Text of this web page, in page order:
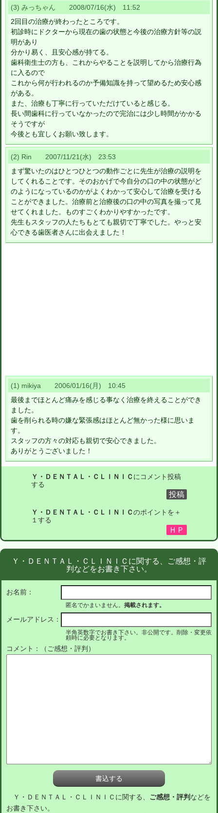
(3) みっちゃん 2008/07/16(水) 11:52
2回目の治療が終わったところです。
初診時にドクターから現在の歯の状態と今後の治療方針等の説
明があり
分かり易く、且安心感が持てる。
歯科衛生士の方も、これからやることを説明してから治療行為
に入るので
これから何が行われるのか予備知識を持って望めるため安心感
がある。
また、治療も丁寧に行っていただけていると感じる。
長い間歯科に行っていなかったので完治には少し時間がかかる
そうですが
今後とも宜しくお願い致します。
(2) Rin 2007/11/21(水) 23:53
まず驚いたのはひとつひとつの動作ごとに先生が治療の説明を
してくれることです。そのおかげで今自分の口の中の状態がど
のようになっているのかがよくわかって安心して治療を受ける
ことができました。治療前と治療後の口の中の写真を撮って見
せてくれました。ものすごくわかりやすかったです。
先生もスタッフの人たちもとても親切で丁寧でした。やっと安
心できる歯医者さんに出会えました！
(1) mikiya 2006/01/16(月) 10:45
最後までほとんど痛みを感じる事なく治療を終えることができ
ました。
歯を削られる時の嫌な緊張感はほとんど無かった様に思いま
す。
スタッフの方々の対応も親切で安心できました。
ありがとうございました！
Ｙ・ＤＥＮＴＡＬ・ＣＬＩＮＩＣにコメント投稿
する
Ｙ・ＤＥＮＴＡＬ・ＣＬＩＮＩＣのポイントを＋
１する
Ｙ・ＤＥＮＴＡＬ・ＣＬＩＮＩＣに関する、ご感想・評
判などをお書き下さい。
お名前：
匿名でかまいません。 掲載されます。
メールアドレス：
半角英数字でお書き下さい。非公開です。削除・変更依
頼時に必要となります。
コメント：（ご感想・評判）
Ｙ・ＤＥＮＴＡＬ・ＣＬＩＮＩＣに関する、 ご感想・評判 などを
お書き下さい。